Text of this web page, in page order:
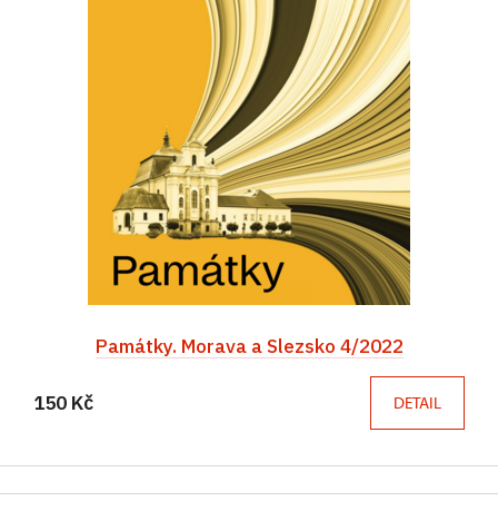
Památky. Morava a Slezsko 4/2022
150 Kč DETAIL